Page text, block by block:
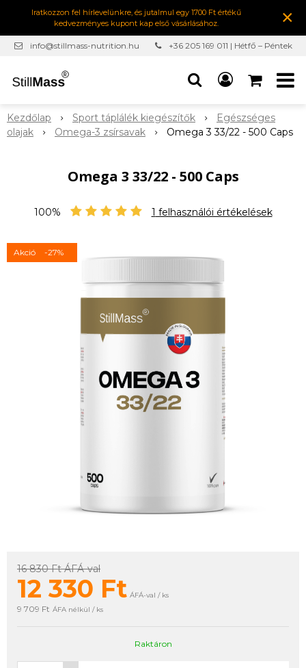
Iratkozzon fel hírlevelünkre, és jutalmul egy 1700 Ft értékű
kedvezményes kupont kap első vásárlásához.
×
info@stillmass-nutrition.hu
+36 205 169 011 | Hétfő – Péntek
Kezdőlap Sport táplálék kiegészítők
Egészséges
olajak
Omega-3 zsírsavak Omega 3 33/22 - 500 Caps
Omega 3 33/22 - 500 Caps
100% 1 felhasználói értékelések
Akció -27%
16 830 FtÁFÁ-val
12 330 Ft ÁFÁ-val / ks
9 709 Ft ÁFA nélkül / ks
Raktáron